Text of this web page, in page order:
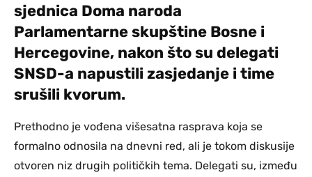
sjednica Doma naroda
Parlamentarne skupštine Bosne i
Hercegovine, nakon što su delegati
SNSD-a napustili zasjedanje i time
srušili kvorum.
Prethodno je vođena višesatna rasprava koja se
formalno odnosila na dnevni red, ali je tokom diskusije
otvoren niz drugih političkih tema. Delegati su, između